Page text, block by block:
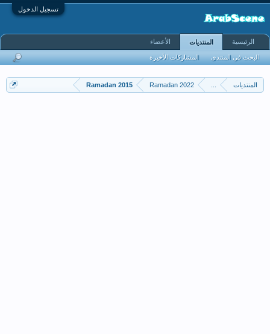
تسجيل الدخول
المنتديات Ramadan 2022
Ramadan 2015
الرئيسية المنتديات
البحث في المنتدى المشاركات الأخيرة
الأعضاء